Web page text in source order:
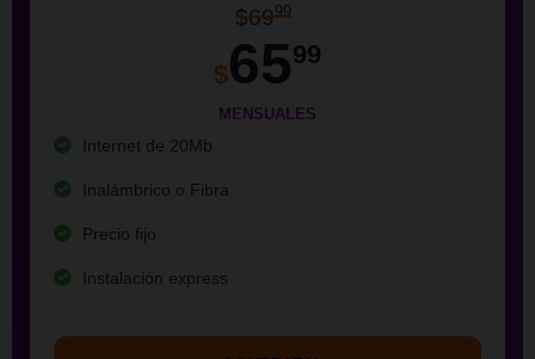
$6999
$6599
MENSUALES
Internet de 20Mb
Inalámbrico o Fibra
Precio fijo
Instalación express